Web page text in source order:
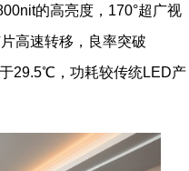
的高亮度，170°超广视
高速转移，良率突破
29.5℃，功耗较传统LED产